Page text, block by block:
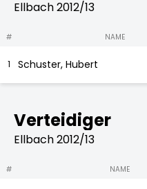
Ellbach 2012/13
# NAME
1 Schuster, Hubert
Verteidiger
Ellbach 2012/13
# NAME